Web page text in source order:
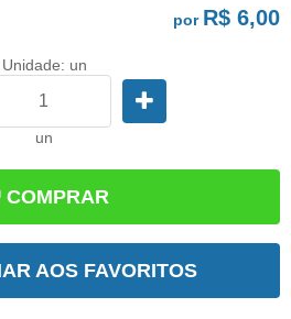
por R$ 6,00
Unidade: un
un
COMPRAR
AOS FAVORITOS